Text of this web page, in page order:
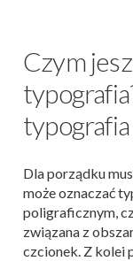
Czym
typografia
Dla porządku
może oznaczać
poligraficznym,
związana z
czcionek. Z kolei